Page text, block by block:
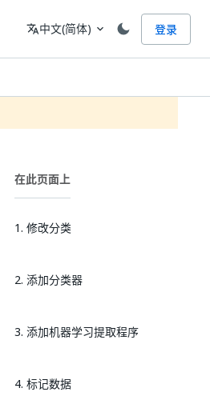
语言
translate中文(简体) expand_more 登录
在此页面上
1. 修改分类
2. 添加分类器
3. 添加机器学习提取程序
4. 标记数据